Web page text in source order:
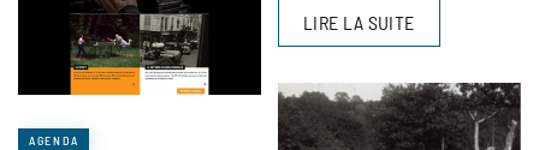
AGENDA
LIRE LA SUITE